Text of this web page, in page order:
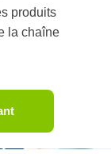
produits
la chaîne